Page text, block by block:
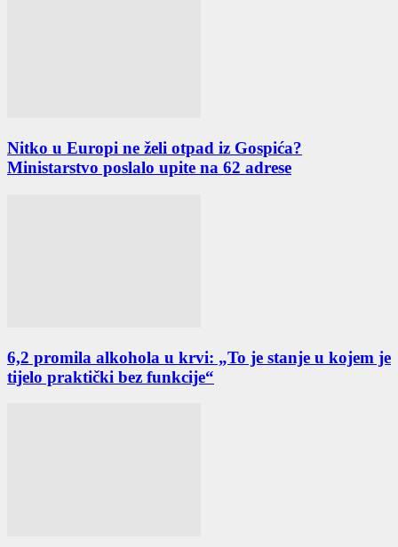
Nitko u Europi ne želi otpad iz Gospića?
Ministarstvo poslalo upite na 62 adrese
6,2 promila alkohola u krvi: „To je stanje u kojem je
tijelo praktički bez funkcije“